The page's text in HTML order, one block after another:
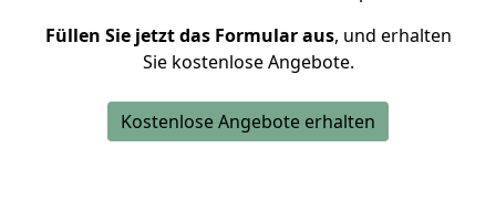
Füllen Sie jetzt das Formular aus, und erhalten
Sie kostenlose Angebote.
Kostenlose Angebote erhalten